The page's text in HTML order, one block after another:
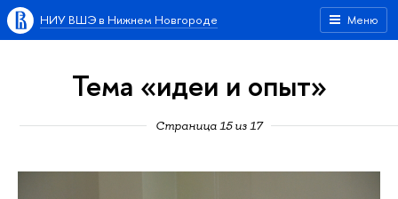
Меню
НИУ ВШЭ в Нижнем Новгороде
Тема «идеи и опыт»
Страница 15 из 17